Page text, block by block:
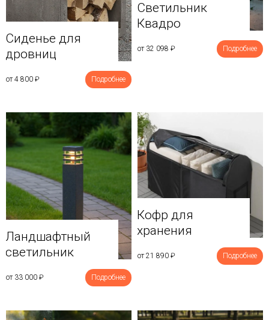
Сиденье для
дровниц
от 4 800 ₽ Подробнее
Светильник
Квадро
от 32 098 ₽ Подробнее
Ландшафтный
светильник
от 33 000 ₽ Подробнее
Кофр для
хранения
от 21 890 ₽ Подробнее